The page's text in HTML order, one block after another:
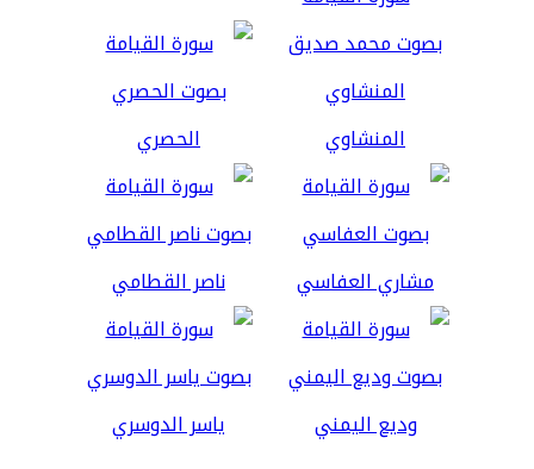
المنشاوي الحصري
مشاري العفاسي ناصر القطامي
وديع اليمني ياسر الدوسري